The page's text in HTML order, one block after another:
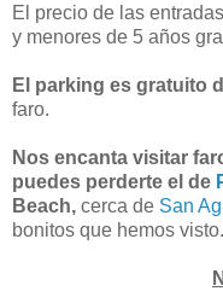
El precio de las
y menores de 5 años
El parking es gratuito
faro.
Nos encanta visitar
puedes perderte el de
Beach, cerca de San
bonitos que hemos visto.